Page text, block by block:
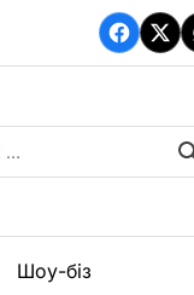
Шоу-біз